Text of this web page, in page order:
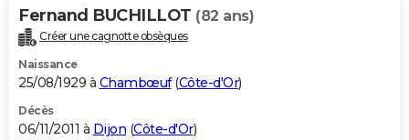
Fernand BUCHILLOT (82 ans)
Créer une cagnotte obsèques
Naissance
25/08/1929 à Chambœuf(Côte-d'Or)
Décès
06/11/2011 à Dijon (Côte-d'Or)